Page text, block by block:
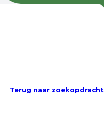
Terug naar zoekopdracht